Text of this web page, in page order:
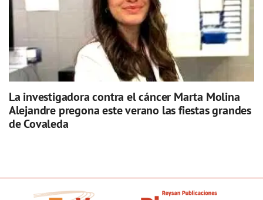
La investigadora contra el cáncer Marta Molina
Alejandre pregona este verano las fiestas grandes
de Covaleda